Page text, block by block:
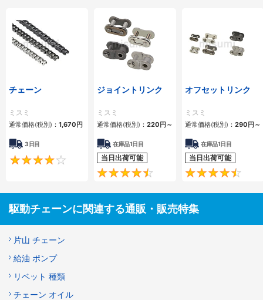
チェーン
ミスミ
通常価格(税別)： 1,670円
3日目
4.2
ジョイントリンク
ミスミ
通常価格(税別)： 220円～
在庫品1日目
当日出荷可能
4.5
オフセットリンク
ミスミ
通常価格(税別)： 290円～
在庫品1日目
当日出荷可能
駆動チェーンに関連する通販・販売特集
片山 チェーン
給油 ポンプ
リベット 種類
チェーン オイル